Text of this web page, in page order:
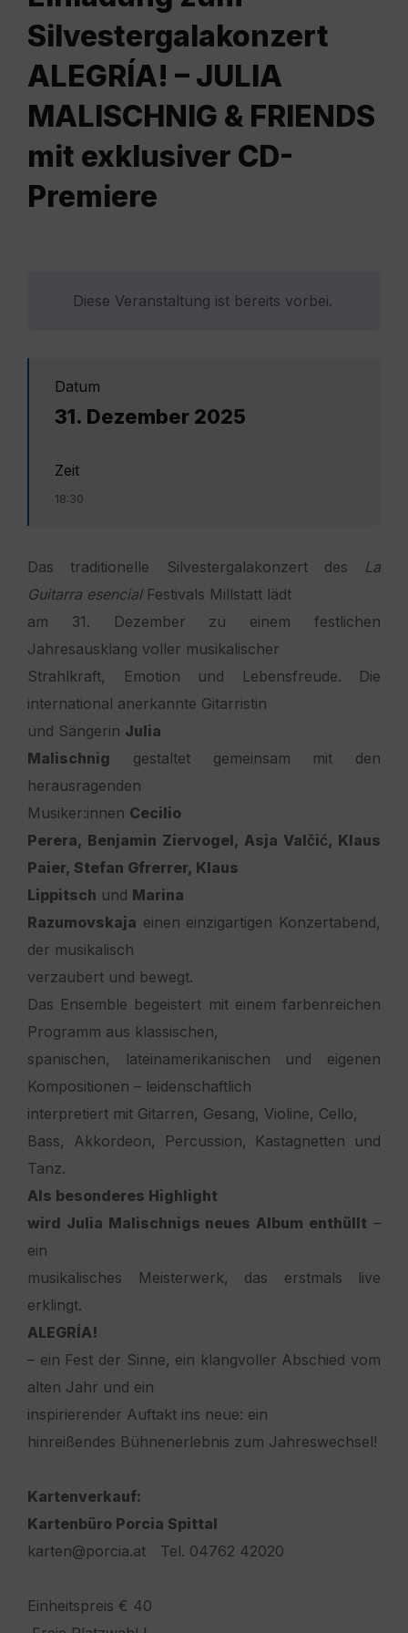
Silvestergalakonzert
ALEGRÍA! – JULIA
MALISCHNIG & FRIENDS
mit exklusiver CD-
Premiere
Diese Veranstaltung ist bereits vorbei.
Datum
31. Dezember 2025
Zeit
18:30
Das traditionelle Silvestergalakonzert des La
Guitarra esencialFestivals Millstatt lädt
am 31. Dezember zu einem festlichen
Jahresausklang voller musikalischer
Strahlkraft, Emotion und Lebensfreude. Die
international anerkannte Gitarristin
und Sängerin Julia
Malischnig gestaltet gemeinsam mit den
herausragenden
Musiker:innen Cecilio
Perera, Benjamin Ziervogel, Asja Valčić, Klaus
Paier, Stefan Gfrerrer, Klaus
Lippitsch und Marina
Razumovskaja einen einzigartigen Konzertabend,
der musikalisch
verzaubert und bewegt.
Das Ensemble begeistert mit einem farbenreichen
Programm aus klassischen,
spanischen, lateinamerikanischen und eigenen
Kompositionen – leidenschaftlich
interpretiert mit Gitarren, Gesang, Violine, Cello,
Bass, Akkordeon, Percussion, Kastagnetten und
Tanz.
Als besonderes Highlight
wird Julia Malischnigs neues Album enthüllt –
ein
musikalisches Meisterwerk, das erstmals live
erklingt.
ALEGRÍA!
– ein Fest der Sinne, ein klangvoller Abschied vom
alten Jahr und ein
inspirierender Auftakt ins neue: ein
hinreißendes Bühnenerlebnis zum Jahreswechsel!
Kartenverkauf:
Kartenbüro Porcia Spittal
karten@porcia.at
Tel. 04762 42020
Einheitspreis € 40